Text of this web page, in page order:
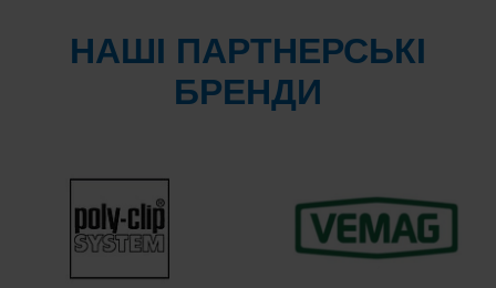
НАШІ ПАРТНЕРСЬКІ
БРЕНДИ